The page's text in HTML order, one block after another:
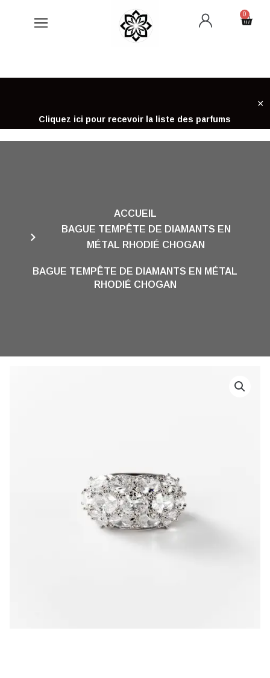
0
Cart
Cliquez ici pour recevoir la liste des parfums
×
ACCUEIL
BAGUE TEMPÊTE DE DIAMANTS EN
MÉTAL RHODIÉ CHOGAN
BAGUE TEMPÊTE DE DIAMANTS EN MÉTAL
RHODIÉ CHOGAN